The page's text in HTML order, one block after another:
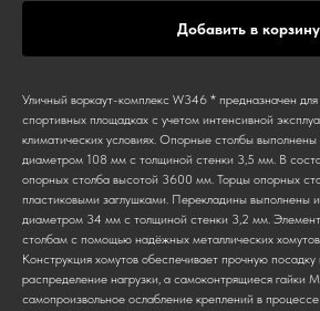
Добавить в корзину
Уличный воркаут-комплекс W346 * предназначен для
спортивных площадках с учетом интенсивной
климатических условиях. Опорные столбы
диаметром 108 мм с толщиной стенки 3,5 мм. В
опорных столба высотой 3600 мм. Торцы опорных
пластиковыми заглушками. Перекладины выполнены
диаметром 34 мм с толщиной стенки 3,2 мм.
столбам с помощью надёжных металлических
Конструкция хомутов обеспечивает прочную
распределение нагрузки, а самоконтрящиеся гайки
самопроизвольное ослабление креплений в процессе